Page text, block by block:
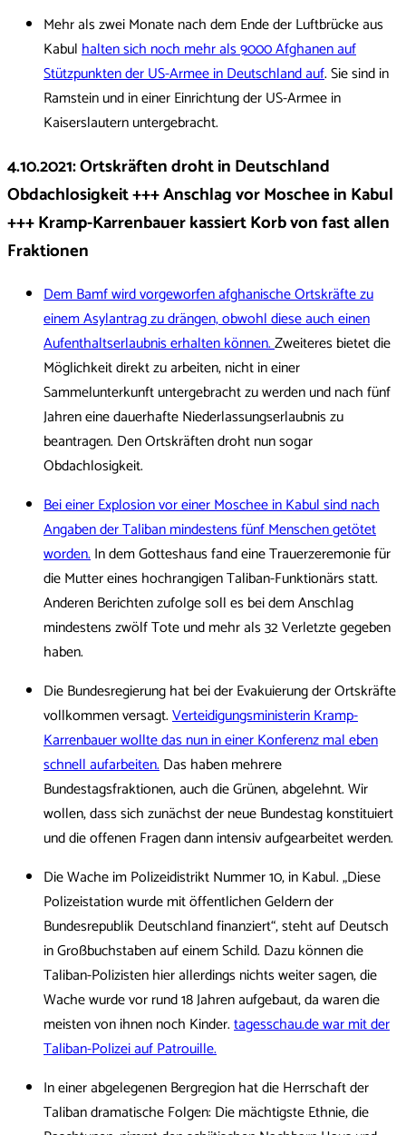
Mehr als zwei Monate nach dem Ende der Luftbrücke aus
Kabulhalten sich noch mehr als 9000 Afghanen auf
Stützpunkten der US-Armee in Deutschland auf. Sie sind in
Ramstein und in einer Einrichtung der US-Armee in
Kaiserslautern untergebracht.
4.10.2021:Ortskräften droht in Deutschland
Obdachlosigkeit +++ Anschlag vor Moschee in Kabul
+++ Kramp-Karrenbauer kassiert Korb von fast allen
Fraktionen
Dem Bamf wird vorgeworfen afghanische Ortskräfte zu
einem Asylantrag zu drängen, obwohl diese auch einen
Aufenthaltserlaubnis erhalten können.Zweiteres bietet die
Möglichkeit direkt zu arbeiten, nicht in einer
Sammelunterkunft untergebracht zu werden und nach fünf
Jahren eine dauerhafte Niederlassungserlaubnis zu
beantragen. Den Ortskräften droht nun sogar
Obdachlosigkeit.
Bei einer Explosion vor einer Moschee in Kabul sind nach
Angaben der Taliban mindestens fünf Menschen getötet
worden.In dem Gotteshaus fand eine Trauerzeremonie für
die Mutter eines hochrangigen Taliban-Funktionärs statt.
Anderen Berichten zufolge soll es bei dem Anschlag
mindestens zwölf Tote und mehr als 32 Verletzte gegeben
haben.
Die Bundesregierung hat bei der Evakuierung der Ortskräfte
vollkommen versagt.Verteidigungsministerin Kramp-
Karrenbauer wollte das nun in einer Konferenz mal eben
schnell aufarbeiten.Das haben mehrere
Bundestagsfraktionen, auch die Grünen, abgelehnt. Wir
wollen, dass sich zunächst der neue Bundestag konstituiert
und die offenen Fragen dann intensiv aufgearbeitet werden.
Die Wache im Polizeidistrikt Nummer 10, in Kabul. „Diese
Polizeistation wurde mit öffentlichen Geldern der
Bundesrepublik Deutschland finanziert“, steht auf Deutsch
in Großbuchstaben auf einem Schild. Dazu können die
Taliban-Polizisten hier allerdings nichts weiter sagen, die
Wache wurde vor rund 18 Jahren aufgebaut, da waren die
meisten von ihnen noch Kinder.tagesschau.de war mit der
Taliban-Polizei auf Patrouille.
In einer abgelegenen Bergregion hat die Herrschaft der
Taliban dramatische Folgen: Die mächtigste Ethnie, die